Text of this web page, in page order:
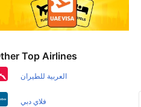
Top Airlines
العربية للطيران
فلاي دبي